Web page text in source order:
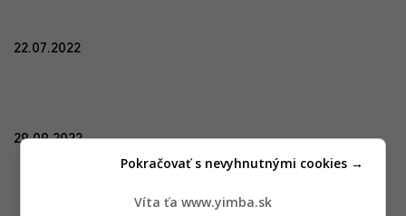
22.07.2022
29.09.2022
Víta ťa www.yimba.sk
Pokračovať s nevyhnutnými cookies →